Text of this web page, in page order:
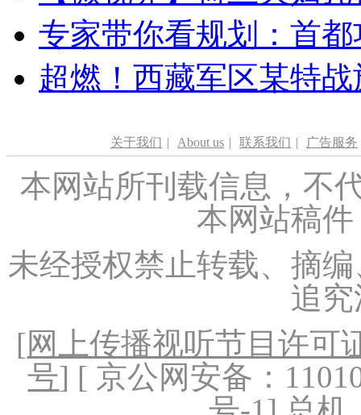
专家带你看规划：首
超燃！西藏军区某特
关于我们 | About us | 联系我们 | 广告服务
本网站所刊载信息，不
本网站稿
未经授权禁止转载、摘
追
[网上传播视听节目许可
号] [ 京公网安备：